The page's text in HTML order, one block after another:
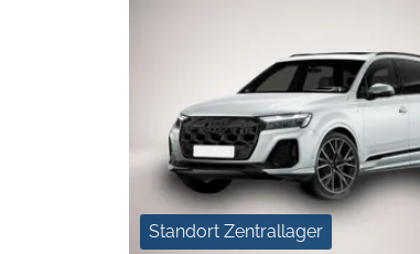
Standort Zentrallager